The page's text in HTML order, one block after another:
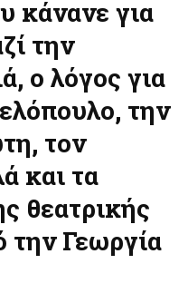
κάνανε για
την
ο λόγος για
την
τον
και τα
θεατρικής
την Γεωργία